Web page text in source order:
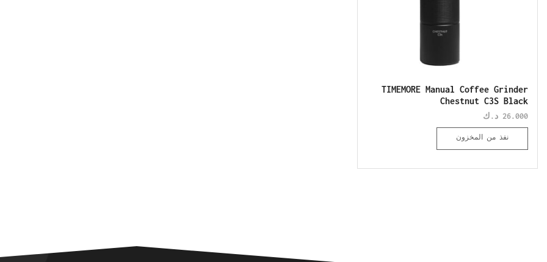
TIMEMORE Manual Coffee Grinder
Chestnut C3S Black
26.000 د.ك
نفذ من المخزون